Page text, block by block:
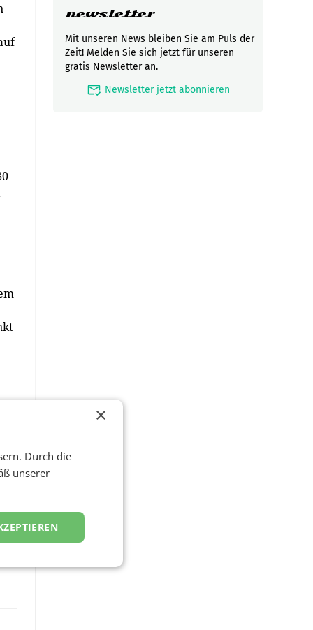
newsletter
Mit unseren News bleiben Sie am Puls der
Zeit! Melden Sie sich jetzt für unseren
gratis Newsletter an.
mark_email_read Newsletter jetzt abonnieren
×
Durch die
unserer